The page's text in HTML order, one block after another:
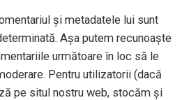
și metadatele lui sunt
Așa putem recunoaște
următoare în loc să le
Pentru utilizatorii (dacă
pe situl nostru web, stocăm și